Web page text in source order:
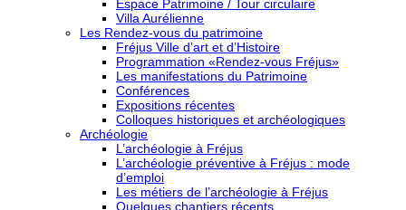
Espace Patrimoine / Tour circulaire
Villa Aurélienne
Les Rendez-vous du patrimoine
Fréjus Ville d’art et d’Histoire
Programmation «Rendez-vous Fréjus»
Les manifestations du Patrimoine
Conférences
Expositions récentes
Colloques historiques et archéologiques
Archéologie
L’archéologie à Fréjus
L’archéologie préventive à Fréjus : mode
d’emploi
Les métiers de l’archéologie à Fréjus
Quelques chantiers récents